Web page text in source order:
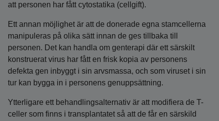
att personen har fått cytostatika (cellgift).
Ett annan möjlighet är att de donerade egna stamcellerna
manipuleras på olika sätt innan de ges tillbaka till
personen. Det kan handla om genterapi där ett särskilt
konstruerat virus har fått en frisk kopia av personens
defekta gen inbyggt i sin arvsmassa, och som viruset i sin
tur kan bygga in i personens genuppsättning.
Ytterligare ett behandlingsalternativ är att modifiera de T-
celler som finns i transplantatet så att de får en särskild